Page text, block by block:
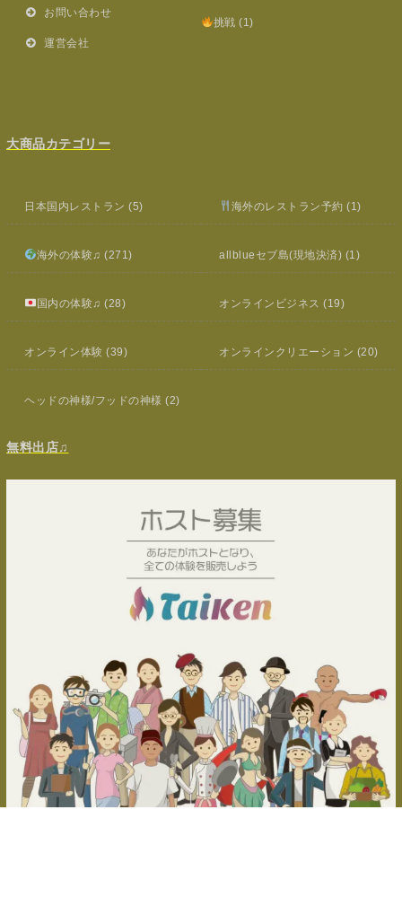
お問い合わせ
運営会社
挑戦 (1)
大商品カテゴリー
日本国内レストラン (5) 海外のレストラン予約 (1)
海外の体験♫ (271) allblueセブ島(現地決済) (1)
国内の体験♫ (28) オンラインビジネス (19)
オンライン体験 (39) オンラインクリエーション (20)
ヘッドの神様/フッドの神様 (2)
無料出店♫